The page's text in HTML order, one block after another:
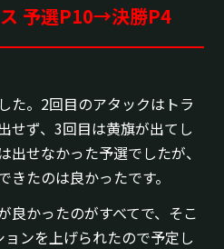
予選P10→決勝P4
た。2回目のアタックはトラ
せず、3回目は黄旗が出てし
出せなかった予選でしたが、
たのは良かったです。
良かったのがすべてで、そこ
ンを上げられたので予定し